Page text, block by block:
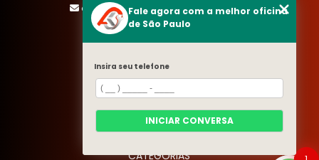
atendimento@akautocenter.com.br
MENU
HOME
QUEM SOMOS
SERVIÇOS
BLOG
CATEGORIAS
Fale agora com a melhor oficina
de São Paulo
Insira seu telefone
INICIAR CONVERSA